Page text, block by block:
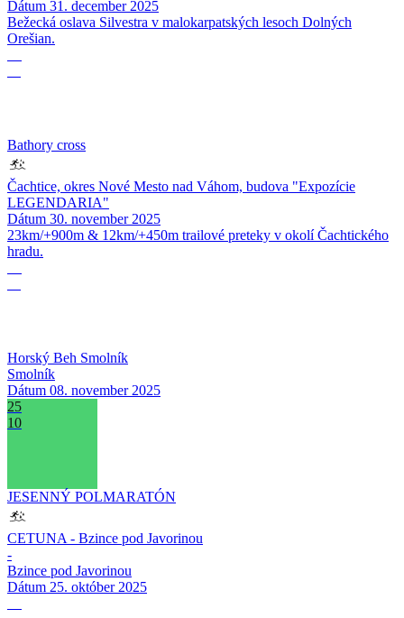
Dátum 31. december 2025
Bežecká oslava Silvestra v malokarpatských lesoch Dolných
Orešian.
Bathory cross
Čachtice, okres Nové Mesto nad Váhom, budova "Expozície
LEGENDARIA"
Dátum 30. november 2025
23km/+900m & 12km/+450m trailové preteky v okolí Čachtického
hradu.
Horský Beh Smolník
Smolník
Dátum 08. november 2025
25
10
JESENNÝ POLMARATÓN
CETUNA - Bzince pod Javorinou
-
Bzince pod Javorinou
Dátum 25. október 2025